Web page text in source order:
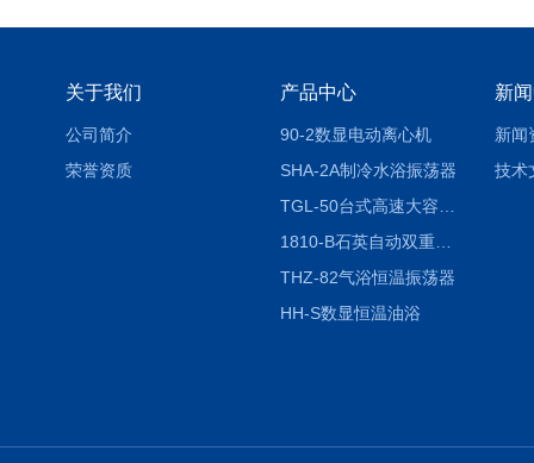
关于我们
公司简介
荣誉资质
产品中心
90-2数显电动离心机
SHA-2A制冷水浴振荡器
1810-B石英自动双重纯水蒸馏水器
THZ-82气浴恒温振荡器
HH-S数显恒温油浴
新
新闻
技术